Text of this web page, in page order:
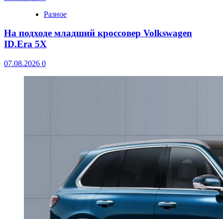
Разное
На подходе младший кроссовер Volkswagen
ID.Era 5X
07.08.2026 0